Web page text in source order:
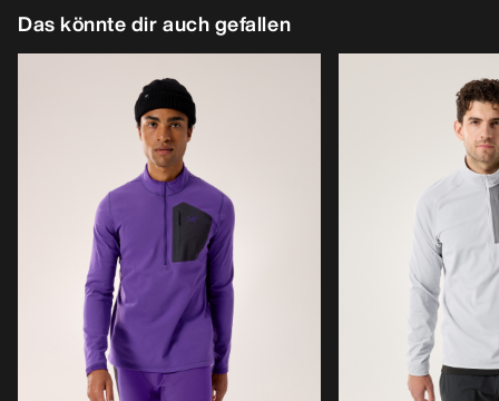
Das könnte dir auch gefallen